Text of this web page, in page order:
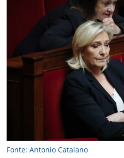
Fonte: Antonio Catalano